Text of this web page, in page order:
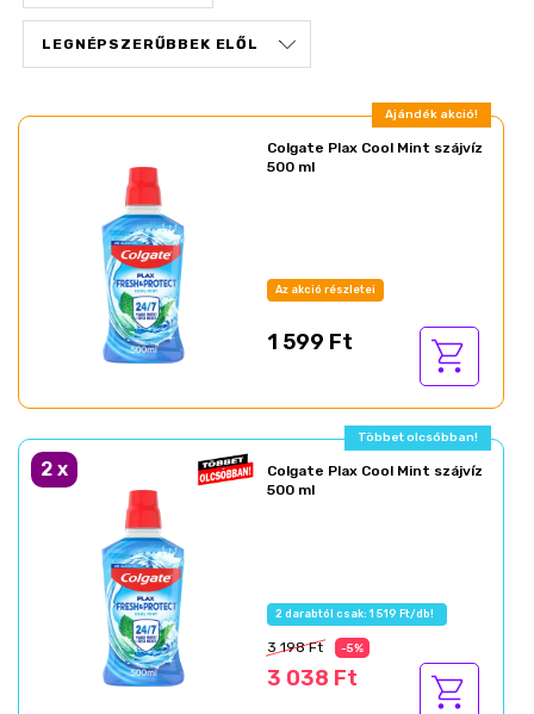
Ajándék akció!
Colgate Plax Cool Mint szájvíz
500 ml
Az akció részletei
1 599 Ft
Többet olcsóbban!
2 x
Colgate Plax Cool Mint szájvíz
500 ml
2 darabtól csak: 1 519 Ft/db!
3 198 Ft -5%
3 038 Ft